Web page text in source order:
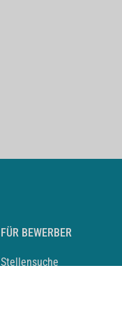
FÜR BEWERBER
Stellensuche